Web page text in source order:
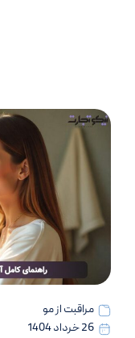
مراقبت از مو
26 خرداد 1404